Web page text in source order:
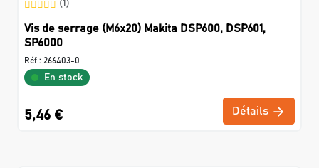
(1)
Vis de serrage (M6x20) Makita DSP600, DSP601,
SP6000
Réf : 266403-0
En stock
5,46 € Détails